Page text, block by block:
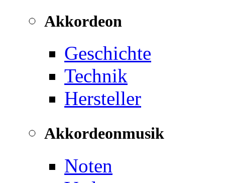
Akkordeon
Geschichte
Technik
Hersteller
Akkordeonmusik
Noten